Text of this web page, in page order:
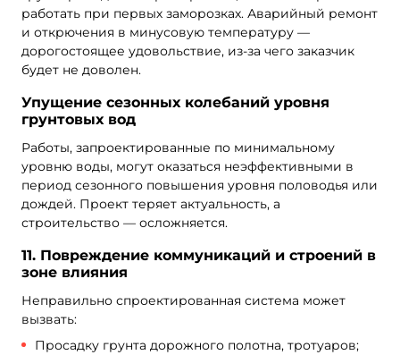
работать при первых заморозках. Аварийный ремонт
и открючения в минусовую температуру —
дорогостоящее удовольствие, из-за чего заказчик
будет не доволен.
Упущение сезонных колебаний уровня
грунтовых вод
Работы, запроектированные по минимальному
уровню воды, могут оказаться неэффективными в
период сезонного повышения уровня половодья или
дождей. Проект теряет актуальность, а
строительство — осложняется.
11. Повреждение коммуникаций и строений в
зоне влияния
Неправильно спроектированная система может
вызвать:
Просадку грунта дорожного полотна, тротуаров;